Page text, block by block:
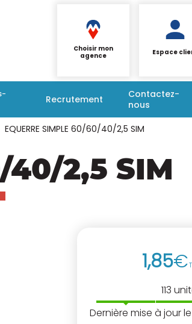
Choisir mon
agence
Espace
Recrutement
Contactez-
nous
EQUERRE SIMPLE 60/60/40/2,5 SIM
40/2,5 SIM
1,85€
113
Dernière mise à jour